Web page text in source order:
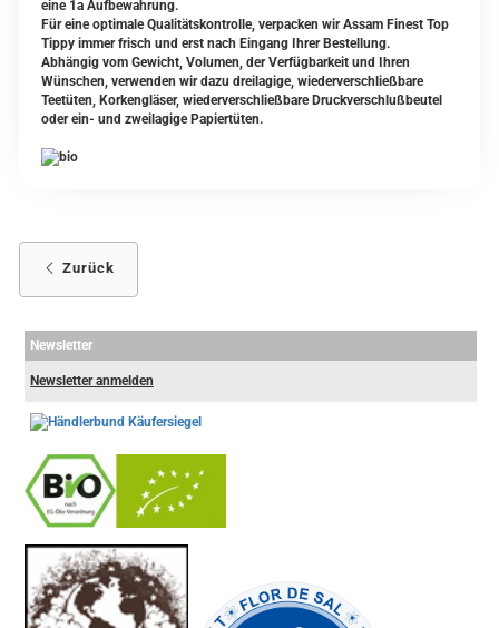
eine 1a Aufbewahrung.
Für eine optimale Qualitätskontrolle, verpacken wir Assam Finest Top
Tippy immer frisch und erst nach Eingang Ihrer Bestellung.
Abhängig vom Gewicht, Volumen, der Verfügbarkeit und Ihren
Wünschen, verwenden wir dazu dreilagige, wiederverschließbare
Teetüten, Korkengläser, wiederverschließbare Druckverschlußbeutel
oder ein- und zweilagige Papiertüten.
Zurück
Newsletter
Newsletter anmelden